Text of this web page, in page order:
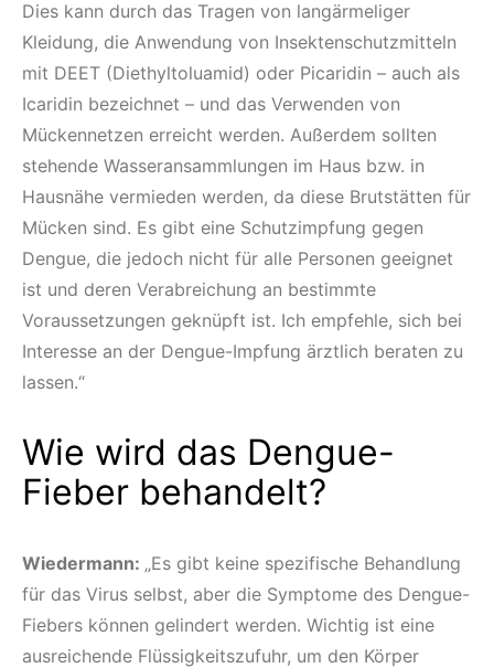
Dies kann durch das Tragen von langärmeliger
Kleidung, die Anwendung von Insektenschutzmitteln
mit DEET (Diethyltoluamid) oder Picaridin – auch als
Icaridin bezeichnet – und das Verwenden von
Mückennetzen erreicht werden. Außerdem sollten
stehende Wasseransammlungen im Haus bzw. in
Hausnähe vermieden werden, da diese Brutstätten für
Mücken sind. Es gibt eine Schutzimpfung gegen
Dengue, die jedoch nicht für alle Personen geeignet
ist und deren Verabreichung an bestimmte
Voraussetzungen geknüpft ist. Ich empfehle, sich bei
Interesse an der Dengue-Impfung ärztlich beraten zu
lassen.“
Wie wird das Dengue-
Fieber behandelt?
Wiedermann: „Es gibt keine spezifische Behandlung
für das Virus selbst, aber die Symptome des Dengue-
Fiebers können gelindert werden. Wichtig ist eine
ausreichende Flüssigkeitszufuhr, um den Körper